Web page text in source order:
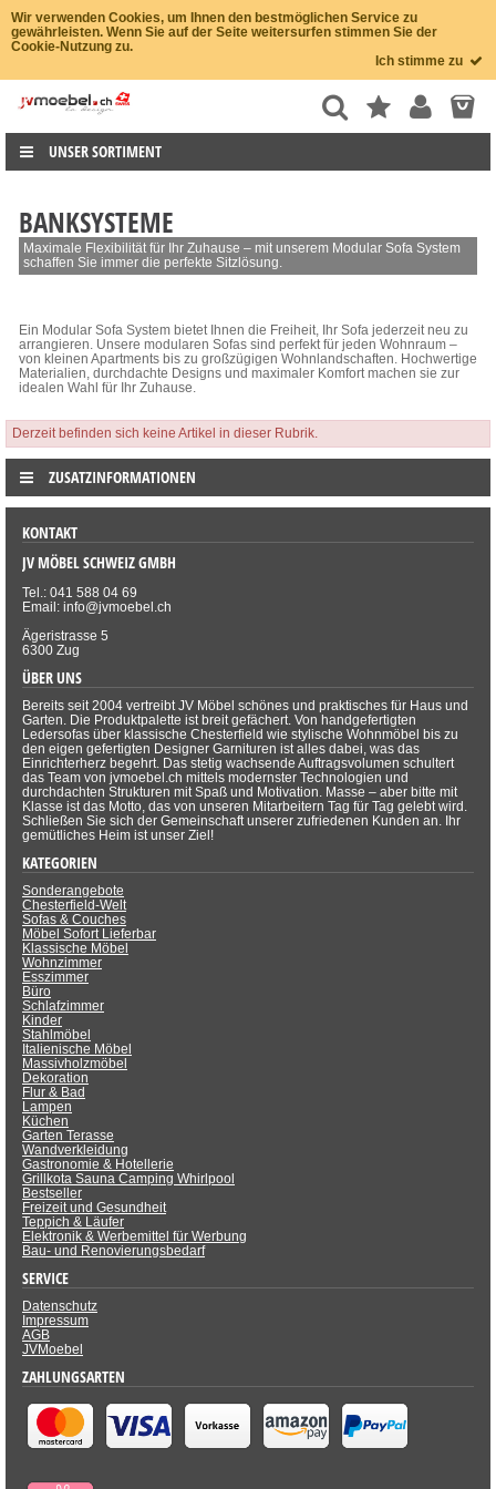
Wir verwenden Cookies, um Ihnen den bestmöglichen Service zu
gewährleisten. Wenn Sie auf der Seite weitersurfen stimmen Sie der
Cookie-Nutzung zu.
Ich stimme zu
UNSER SORTIMENT
BANKSYSTEME
Maximale Flexibilität für Ihr Zuhause – mit unserem Modular Sofa System
schaffen Sie immer die perfekte Sitzlösung.
Ein Modular Sofa System bietet Ihnen die Freiheit, Ihr Sofa jederzeit neu zu
arrangieren. Unsere modularen Sofas sind perfekt für jeden Wohnraum –
von kleinen Apartments bis zu großzügigen Wohnlandschaften. Hochwertige
Materialien, durchdachte Designs und maximaler Komfort machen sie zur
idealen Wahl für Ihr Zuhause.
Derzeit befinden sich keine Artikel in dieser Rubrik.
ZUSATZINFORMATIONEN
KONTAKT
JV MÖBEL SCHWEIZ GMBH
Tel.: 041 588 04 69
Email: info@jvmoebel.ch
Ägeristrasse 5
6300 Zug
ÜBER UNS
Bereits seit 2004 vertreibt JV Möbel schönes und praktisches für Haus und
Garten. Die Produktpalette ist breit gefächert. Von handgefertigten
Ledersofas über klassische Chesterfield wie stylische Wohnmöbel bis zu
den eigen gefertigten Designer Garnituren ist alles dabei, was das
Einrichterherz begehrt. Das stetig wachsende Auftragsvolumen schultert
das Team von jvmoebel.ch mittels modernster Technologien und
durchdachten Strukturen mit Spaß und Motivation. Masse – aber bitte mit
Klasse ist das Motto, das von unseren Mitarbeitern Tag für Tag gelebt wird.
Schließen Sie sich der Gemeinschaft unserer zufriedenen Kunden an. Ihr
gemütliches Heim ist unser Ziel!
KATEGORIEN
Sonderangebote
Chesterfield-Welt
Sofas & Couches
Möbel Sofort Lieferbar
Klassische Möbel
Wohnzimmer
Esszimmer
Büro
Schlafzimmer
Kinder
Stahlmöbel
Italienische Möbel
Massivholzmöbel
Dekoration
Flur & Bad
Lampen
Küchen
Garten Terasse
Wandverkleidung
Gastronomie & Hotellerie
Grillkota Sauna Camping Whirlpool
Bestseller
Freizeit und Gesundheit
Teppich & Läufer
Elektronik & Werbemittel für Werbung
Bau- und Renovierungsbedarf
SERVICE
Datenschutz
Impressum
AGB
JVMoebel
ZAHLUNGSARTEN